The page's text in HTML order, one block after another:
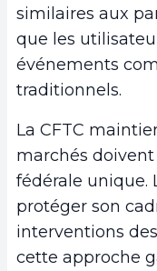
similaires aux
que les
événements
traditionnels.
La CFTC
marchés
fédérale unique.
protéger son
interventions
cette approche